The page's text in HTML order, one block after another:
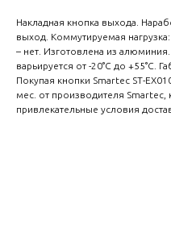
Накладная кнопка выхода.
выход. Коммутируемая
– нет. Изготовлена из
варьируется от -20°С до +55°С.
Покупая кнопки Smartec ST-
мес. от производителя Smartec,
привлекательные условия